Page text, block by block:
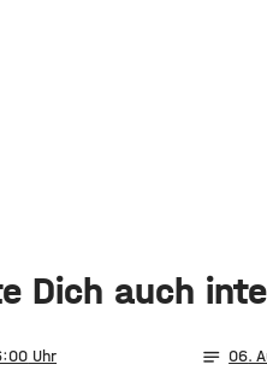
Dich auch
notes 06.